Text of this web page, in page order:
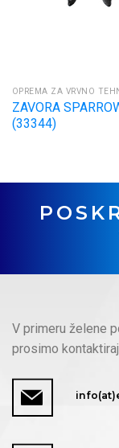
OPREMA ZA VRVNO
ZAVORA
(33344)
V primeru želene
prosimo